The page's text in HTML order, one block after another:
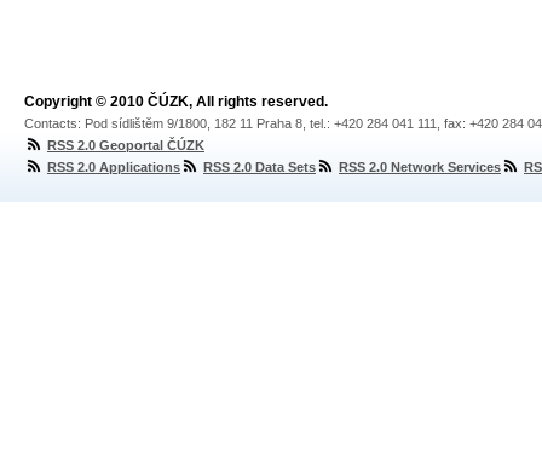
Copyright © 2010 ČÚZK, All rights reserved.
Contacts: Pod sídlištěm 9/1800, 182 11 Praha 8, tel.: +420 284 041 111, fax: +420 284
RSS 2.0 Geoportal ČÚZK
RSS 2.0 Applications
RSS 2.0 Data Sets RSS 2.0 Network Services